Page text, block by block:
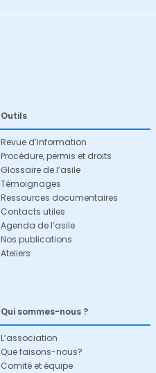
Outils
Revue d’information
Procédure, permis et droits
Glossaire de l’asile
Témoignages
Ressources documentaires
Contacts utiles
Agenda de l’asile
Nos publications
Ateliers
Qui sommes-nous ?
L’association
Que faisons-nous?
Comité et équipe